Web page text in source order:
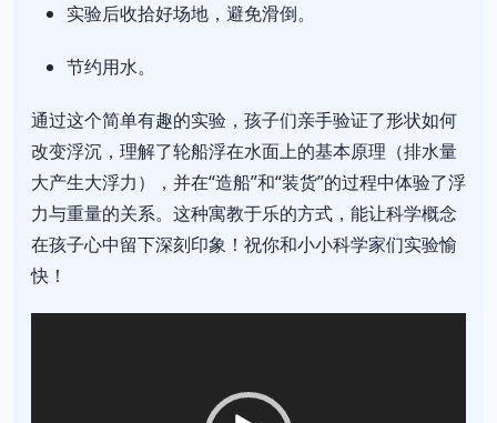
实验后收拾好场地，避免滑倒。
节约用水。
通过这个简单有趣的实验，孩子们亲手验证了形状如何
改变浮沉，理解了轮船浮在水面上的基本原理（排水量
大产生大浮力），并在“造船”和“装货”的过程中体验了浮
力与重量的关系。这种寓教于乐的方式，能让科学概念
在孩子心中留下深刻印象！祝你和小小科学家们实验愉
快！